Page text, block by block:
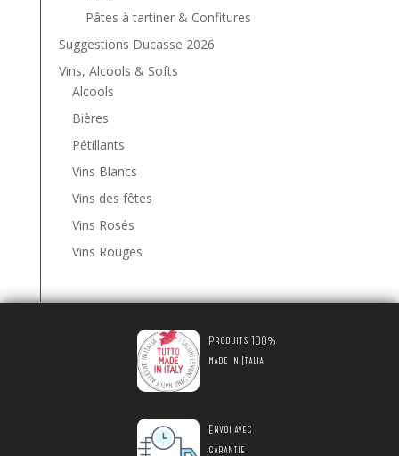
Pâtes à tartiner & Confitures
Suggestions Ducasse 2026
Vins, Alcools & Softs
Alcools
Bières
Pétillants
Vins Blancs
Vins des fêtes
Vins Rosés
Vins Rouges
Produits 100%
made in Italia
Envoi avec
garantie